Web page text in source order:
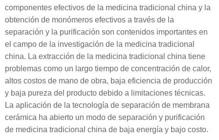
componentes efectivos de la medicina tradicional china y la
obtención de monómeros efectivos a través de la
separación y la purificación son contenidos importantes en
el campo de la investigación de la medicina tradicional
china. La extracción de la medicina tradicional china tiene
problemas como un largo tiempo de concentración de calor,
altos costos de mano de obra, baja eficiencia de producción
y baja pureza del producto debido a limitaciones técnicas.
La aplicación de la tecnología de separación de membrana
cerámica ha abierto un modo de separación y purificación
de medicina tradicional china de baja energía y bajo costo.